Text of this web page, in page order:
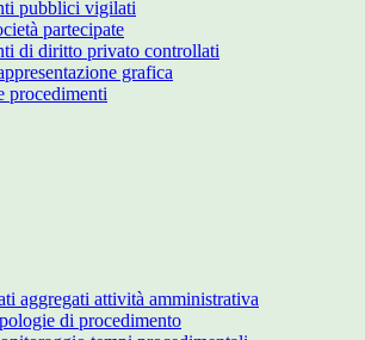
pubblici vigilati
partecipate
di diritto privato controllati
grafica
procedimenti
aggregati attività amministrativa
di procedimento